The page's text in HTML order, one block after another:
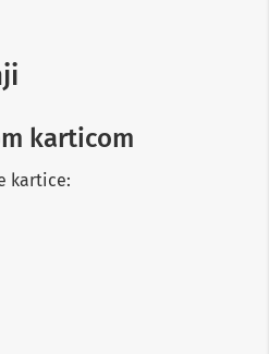
karticom
kartice: